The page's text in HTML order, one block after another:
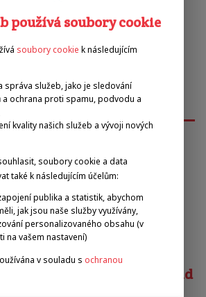
sportovní, z.s.
Pavel Zbožínek
sportovni.cz
+420 602 720 518
Behindertensportverband
používá soubory cookie
soubory cookie k následujícím
správa služeb, jako je sledování
a ochrana proti spamu, podvodu a
kvality našich služeb a vývoji nových
soubory cookie a data
také k následujícím účelům:
publika a statistik, abychom
jak jsou naše služby využívány,
personalizovaného obsahu (v
na vašem nastavení)
v souladu s ochranou